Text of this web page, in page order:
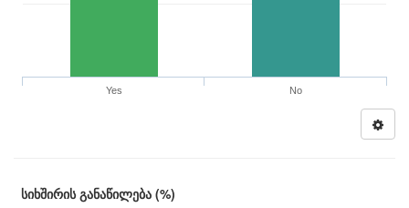
Yes No
სიხშირის განაწილება (%)